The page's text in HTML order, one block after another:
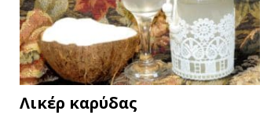
Λικέρ καρύδας